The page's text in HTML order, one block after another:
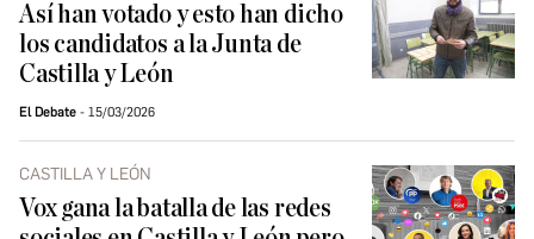
Así han votado y esto han dicho
los candidatos a la Junta de
Castilla y León
El Debate 15/03/2026
CASTILLA Y LEÓN
Vox gana la batalla de las redes